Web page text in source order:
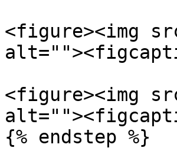
<figure><img
<figure><img
{% endstep %}